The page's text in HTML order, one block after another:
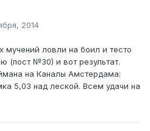
2014
ловли на боил и тесто
(пост №30) и вот результат.
на Каналы Амстердама:
5,03 над леской. Всем удачи на